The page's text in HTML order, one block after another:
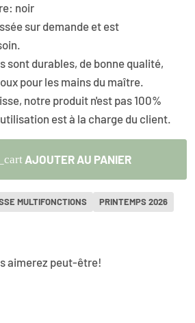
noir
sur demande et est
sont durables, de bonne qualité,
pour les mains du maître.
notre produit n'est pas 100%
est à la charge du client.
AJOUTER AU PANIER
MULTIFONCTIONS PRINTEMPS 2026
aimerez peut-être!